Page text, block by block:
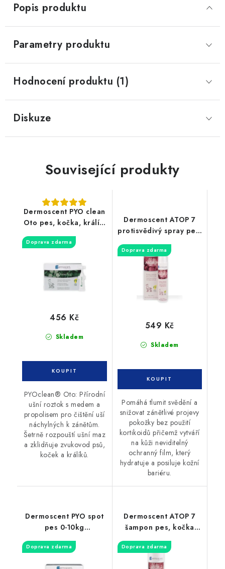
Popis produktu
Parametry produktu
Hodnocení produktu (1)
Diskuze
Související produkty
Dermoscent PYO clean
Oto pes, kočka, králíci
10x5ml
Doprava zdarma
Skladem
456 Kč
PYOclean® Oto: Přírodní
ušní roztok s medem a
propolisem pro čištění uší
náchylných k zánětům.
Šetrně rozpouští ušní maz
a zklidňuje zvukovod psů,
koček a králíků.
Dermoscent ATOP 7
protisvědivý spray pes,
kočka 75ml
Doprava zdarma
Skladem
549 Kč
Pomáhá tlumit svědění a
snižovat zánětlivé projevy
pokožky bez použití
kortikoidů přičemž vytváří
na kůži neviditelný
ochranný film, který
hydratuje a posiluje kožní
bariéru.
Dermoscent PYO spot
pes 0-10kg
antipyodermický
Doprava zdarma
Dermoscent ATOP 7
šampon pes, kočka
200ml
Doprava zdarma